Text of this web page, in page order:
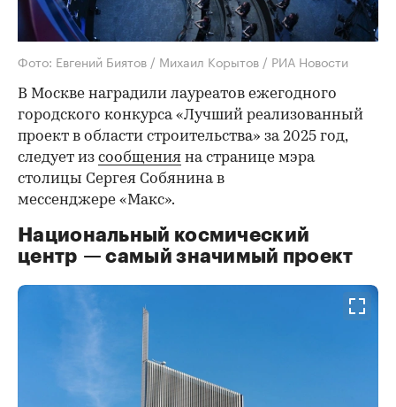
Фото: Евгений Биятов / Михаил Корытов / РИА Новости
В Москве наградили лауреатов ежегодного
городского конкурса «Лучший реализованный
проект в области строительства» за 2025 год,
следует из сообщения на странице мэра
столицы Сергея Собянина в
мессенджере «Макс».
Национальный космический
центр — самый значимый проект